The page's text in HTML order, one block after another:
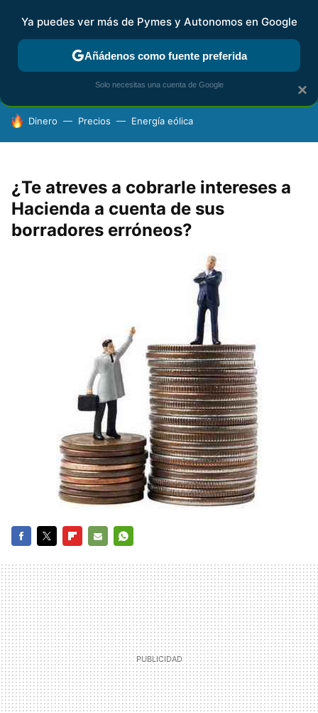
FISCALIDAD Y CONTABILIDAD KIT DIGITAL RENTA
HOY SE HABLA DE
Dinero Precios Energía eólica
¿Te atreves a cobrarle intereses a
Hacienda a cuenta de sus
borradores erróneos?
MAIL
×
Ya puedes ver más de Pymes y Autonomos en Google
Añádenos como fuente preferida
Solo necesitas una cuenta de Google